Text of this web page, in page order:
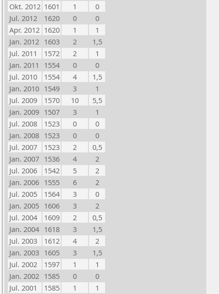
Okt. 2012 1601 1
0
Jul. 2012
1620 0
0
Apr. 2012 1620 1
1
Jan. 2012 1603 2
1,5
Jul. 2011
1572 2
1
Jan. 2011
1554 0
0
Jul. 2010
1554 4
1,5
Jan. 2010 1549 3
1
Jul. 2009
1570 10
5,5
Jan. 2009 1507 3
1
Jul. 2008
1523 0
0
Jan. 2008 1523 0
0
Jul. 2007
1523 2
0,5
Jan. 2007 1536 4
2
Jul. 2006
1542 5
2
Jan. 2006 1555 6
2
Jul. 2005
1564 3
0
Jan. 2005 1606 3
2
Jul. 2004
1609 2
0,5
Jan. 2004 1618 3
1,5
Jul. 2003
1612 4
2
Jan. 2003 1605 3
1,5
Jul. 2002
1597 1
1
Jan. 2002 1585 0
0
Jul. 2001
1585 1
1